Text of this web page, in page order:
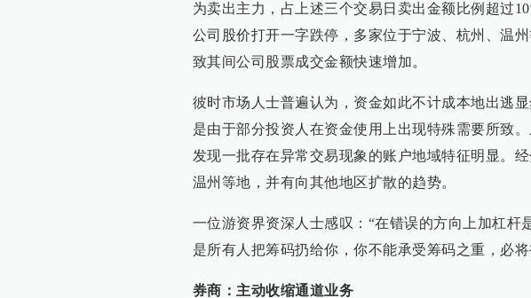
为卖出主力，占上述三个交易日卖出金额比例超过
公司股价打开一字跌停，多家位于宁波、杭州、温
致其间公司股票成交金额快速增加。
彼时市场人士普遍认为，资金如此不计成本地出逃
是由于部分投资人在资金使用上出现特殊需要所致
发现一批存在异常交易现象的账户地域特征明显。
温州等地，并有向其他地区扩散的趋势。
一位游资界资深人士感叹：“在错误的方向上加杠杆
是所有人把筹码扔给你，你不能承受筹码之重，必
券商：主动收缩通道业务